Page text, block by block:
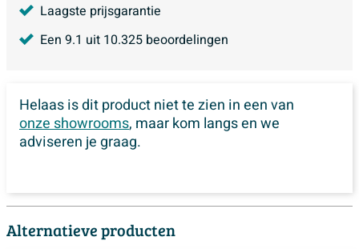
Laagste prijsgarantie
Een 9.1 uit 10.325 beoordelingen
Helaas is dit product niet te zien in een van
onze showrooms, maar kom langs en we
adviseren je graag.
Alternatieve producten